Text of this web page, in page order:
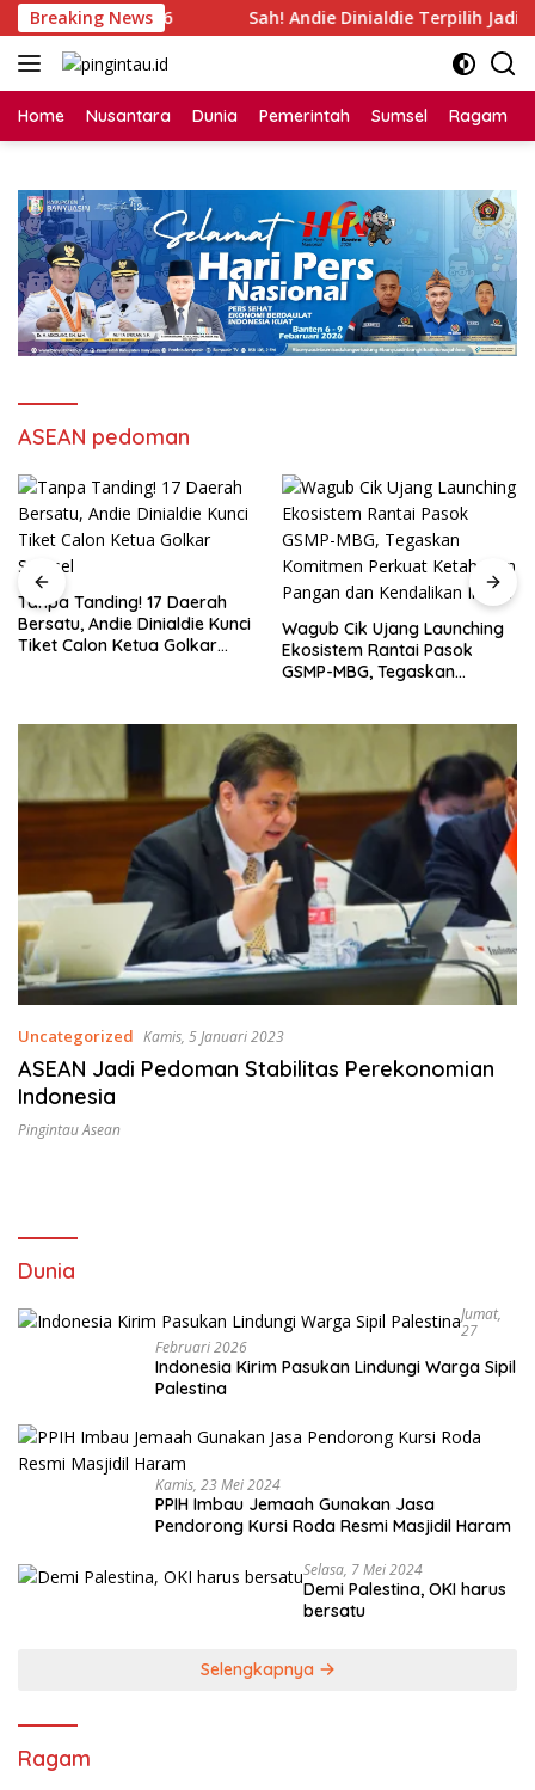
Langsung
ke
konten
Breaking News
2026 Sah! Andie Dinialdie Terpilih Jadi
Home Nusantara Dunia Pemerintah Sumsel Ragam
ASEAN pedoman
Tanpa Tanding! 17 Daerah
Bersatu, Andie Dinialdie Kunci
Tiket Calon Ketua Golkar
Wagub Cik Ujang Launching
Ekosistem Rantai Pasok
GSMP-MBG, Tegaskan
Kendalikan Inflasi
Uncategorized Kamis, 5 Januari 2023
ASEAN Jadi Pedoman Stabilitas Perekonomian
Indonesia
Pingintau Asean
Dunia
Jumat,
27
Februari 2026
Indonesia Kirim Pasukan Lindungi Warga Sipil
Palestina
Kamis, 23 Mei 2024
PPIH Imbau Jemaah Gunakan Jasa
Pendorong Kursi Roda Resmi Masjidil Haram
Selasa, 7 Mei 2024
Demi Palestina, OKI harus
bersatu
Selengkapnya
Ragam